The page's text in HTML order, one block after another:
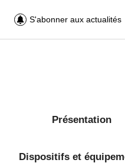
S'abonner aux actualités
Présentation
Dispositifs et